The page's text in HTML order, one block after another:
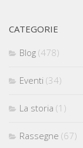
CATEGORIE
Blog (478)
Eventi (34)
La storia (1)
Rassegne (67)